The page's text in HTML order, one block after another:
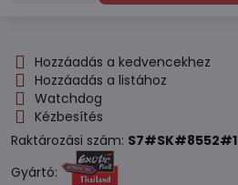
Hozzáadás a kedvencekhez
Hozzáadás a listához
Watchdog
Kézbesítés
Raktározási szám: S7#SK#8552#1
Gyártó: